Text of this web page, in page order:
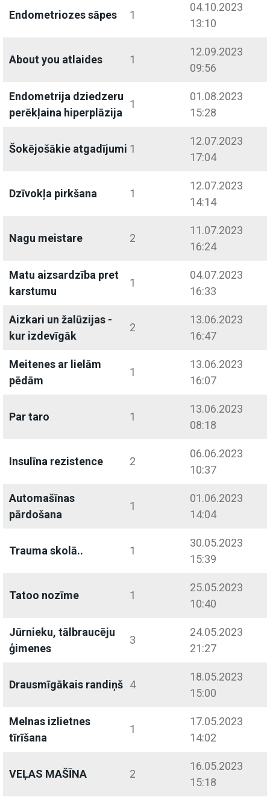
Endometriozes sāpes 1
04.10.2023
13:10
About you atlaides 1
12.09.2023
09:56
Endometrija dziedzeru
perēkļaina hiperplāzija
1
01.08.2023
15:28
Šokējošākie atgadījumi 1
12.07.2023
17:04
Dzīvokļa pirkšana 1
12.07.2023
14:14
Nagu meistare 2
11.07.2023
16:24
Matu aizsardzība pret
karstumu
1
04.07.2023
16:33
Aizkari un žalūzijas -
kur izdevīgāk
2
13.06.2023
16:47
Meitenes ar lielām
pēdām
1
13.06.2023
16:07
Par taro 1
13.06.2023
08:18
Insulīna rezistence 2
06.06.2023
10:37
Automašīnas
pārdošana
1
01.06.2023
14:04
Trauma skolā.. 1
30.05.2023
15:39
Tatoo nozīme 1
25.05.2023
10:40
Jūrnieku, tālbraucēju
ģimenes
3
24.05.2023
21:27
Drausmīgākais randiņš 4
18.05.2023
15:00
Melnas izlietnes
tīrīšana
1
17.05.2023
14:02
VEĻAS MAŠĪNA 2
16.05.2023
15:18